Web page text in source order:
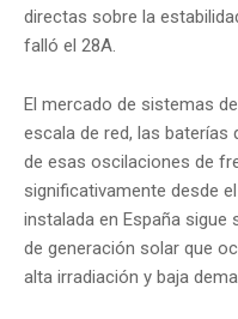
directas sobre la
falló el 28A.
El mercado de sistemas
escala de red, las
de esas oscilaciones de
significativamente desde
instalada en España
de generación solar que
alta irradiación y baja